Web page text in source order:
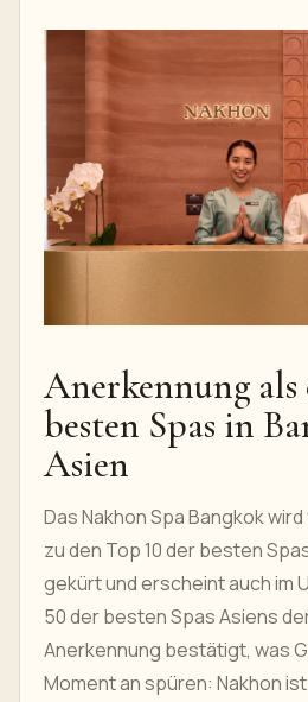
Anerkennung als
besten Spas in
Asien
Das Nakhon Spa Bangkok
zu den Top 10 der besten
gekürt und erscheint auch im
50 der besten Spas Asiens
Anerkennung bestätigt, was
Moment an spüren: Nakhon